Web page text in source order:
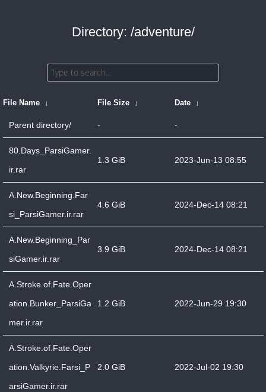
Directory: /adventure/
File Name ↓ File Size ↓ Date ↓
Parent directory/ - -
80.Days_ParsiGamer.
ir.rar
1.3 GiB 2023-Jun-13 08:55
A.New.Beginning.Far
si_ParsiGamer.ir.rar
4.6 GiB 2024-Dec-14 08:21
A.New.Beginning_Par
siGamer.ir.rar
3.9 GiB 2024-Dec-14 08:21
A.Stroke.of.Fate.Oper
ation.Bunker_ParsiGa
mer.ir.rar
1.2 GiB 2022-Jun-29 19:30
A.Stroke.of.Fate.Oper
ation.Valkyrie.Farsi_P
arsiGamer.ir.rar
2.0 GiB 2022-Jul-02 19:30